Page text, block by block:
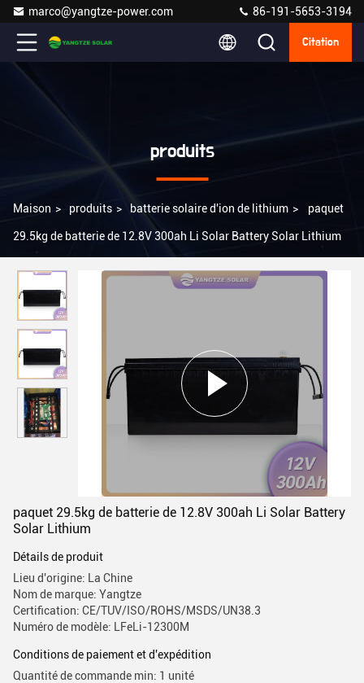
marco@yangtze-power.com 86-191-5653-3194
Citation
produits
Maison > produits > batterie solaire d'ion de lithium > paquet
29.5kg de batterie de 12.8V 300ah Li Solar Battery Solar Lithium
paquet 29.5kg de batterie de 12.8V 300ah Li Solar Battery
Solar Lithium
Détails de produit
Lieu d'origine: La Chine
Nom de marque: Yangtze
Certification: CE/TUV/ISO/ROHS/MSDS/UN38.3
Numéro de modèle: LFeLi-12300M
Conditions de paiement et d'expédition
Quantité de commande min: 1 unité